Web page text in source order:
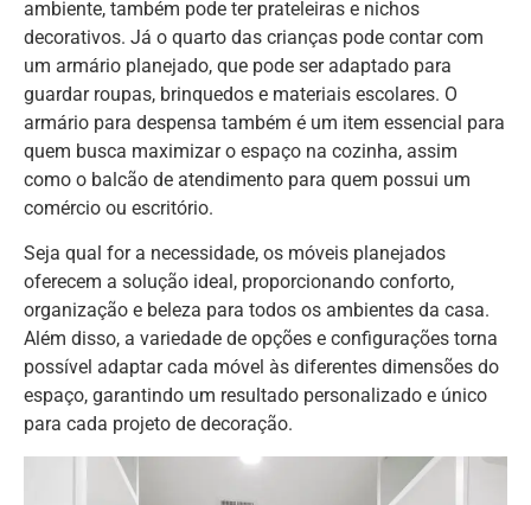
ambiente, também pode ter prateleiras e nichos
decorativos. Já o quarto das crianças pode contar com
um armário planejado, que pode ser adaptado para
guardar roupas, brinquedos e materiais escolares. O
armário para despensa também é um item essencial para
quem busca maximizar o espaço na cozinha, assim
como o balcão de atendimento para quem possui um
comércio ou escritório.
Seja qual for a necessidade, os móveis planejados
oferecem a solução ideal, proporcionando conforto,
organização e beleza para todos os ambientes da casa.
Além disso, a variedade de opções e configurações torna
possível adaptar cada móvel às diferentes dimensões do
espaço, garantindo um resultado personalizado e único
para cada projeto de decoração.